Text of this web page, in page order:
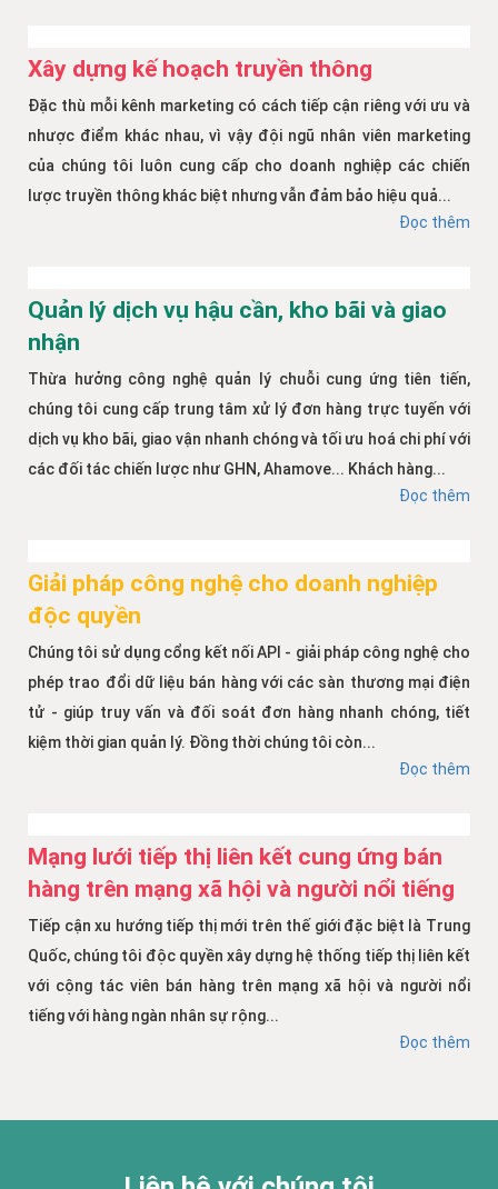
Xây dựng kế hoạch truyền thông
Đặc thù mỗi kênh marketing có cách tiếp cận riêng với ưu và
nhược điểm khác nhau, vì vậy đội ngũ nhân viên marketing
của chúng tôi luôn cung cấp cho doanh nghiệp các chiến
lược truyền thông khác biệt nhưng vẫn đảm bảo hiệu quả...
Đọc thêm
Quản lý dịch vụ hậu cần, kho bãi và giao
nhận
Thừa hưởng công nghệ quản lý chuỗi cung ứng tiên tiến,
chúng tôi cung cấp trung tâm xử lý đơn hàng trực tuyến với
dịch vụ kho bãi, giao vận nhanh chóng và tối ưu hoá chi phí với
các đối tác chiến lược như GHN, Ahamove... Khách hàng...
Đọc thêm
Giải pháp công nghệ cho doanh nghiệp
độc quyền
Chúng tôi sử dụng cổng kết nối API - giải pháp công nghệ cho
phép trao đổi dữ liệu bán hàng với các sàn thương mại điện
tử - giúp truy vấn và đối soát đơn hàng nhanh chóng, tiết
kiệm thời gian quản lý. Đồng thời chúng tôi còn...
Đọc thêm
Mạng lưới tiếp thị liên kết cung ứng bán
hàng trên mạng xã hội và người nổi tiếng
Tiếp cận xu hướng tiếp thị mới trên thế giới đặc biệt là Trung
Quốc, chúng tôi độc quyền xây dựng hệ thống tiếp thị liên kết
với cộng tác viên bán hàng trên mạng xã hội và người nổi
tiếng với hàng ngàn nhân sự rộng...
Đọc thêm